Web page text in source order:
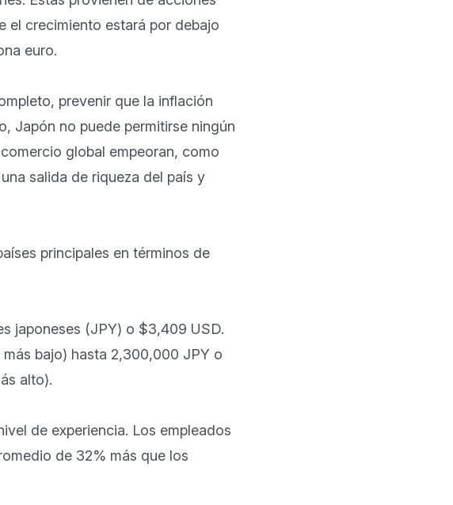
el crecimiento estará por debajo
euro.
prevenir que la inflación
Japón no puede permitirse ningún
global empeoran, como
salida de riqueza del país y
principales en términos de
japoneses (JPY) o $3,409 USD.
bajo) hasta 2,300,000 JPY o
alto).
de experiencia. Los empleados
de 32% más que los